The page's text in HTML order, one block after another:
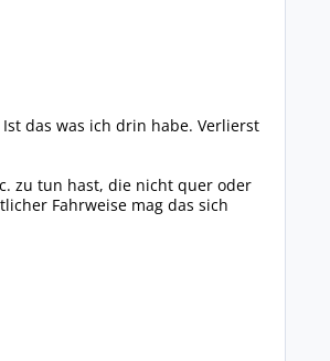
das was ich drin habe. Verlierst
zu tun hast, die nicht quer oder
Fahrweise mag das sich